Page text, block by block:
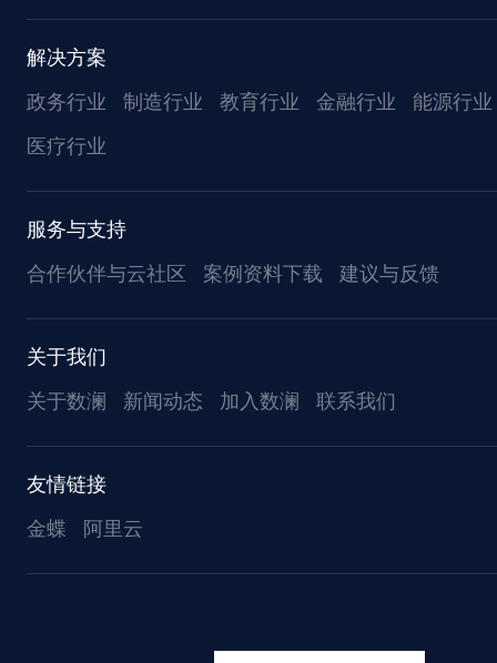
解决方案
政务行业
制造行业 教育行业 金融行业
能源行业
医疗行业
服务与支持
合作伙伴与云社区
案例资料下载 建议与反馈
关于我们
关于数澜
新闻动态 加入数澜 联系我们
友情链接
金蝶
阿里云